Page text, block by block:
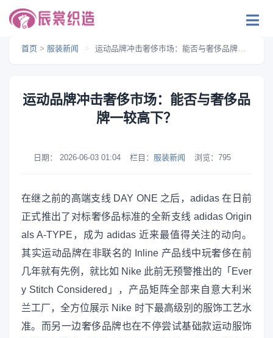
首页 > 服装新闻 > 运动品牌冲击奢侈市场：能否与奢侈品牌一较高下？
运动品牌冲击奢侈市场：能否与奢侈品
牌一较高下？
日期： 2026-06-03 01:04 栏目： 服装新闻 浏览： 795
在继之前的高端支线 DAY ONE 之后，adidas 在日前
正式推出了对标奢侈品标准的全新支线 adidas Origin
als A-TYPE，成为 adidas 近来最值得关注的动向。
其实运动品牌在非联名的 Inline 产品线中玩奢侈在前
几年就有先例，就比如 Nike 此前无预警推出的「Ever
y Stitch Considered」，产品矩阵全部来自意大利米
兰工厂，全方位展示 Nike 时下最高级别的服饰工艺水
准。而另一边奢侈品牌也在不停尝试基础款运动服饰